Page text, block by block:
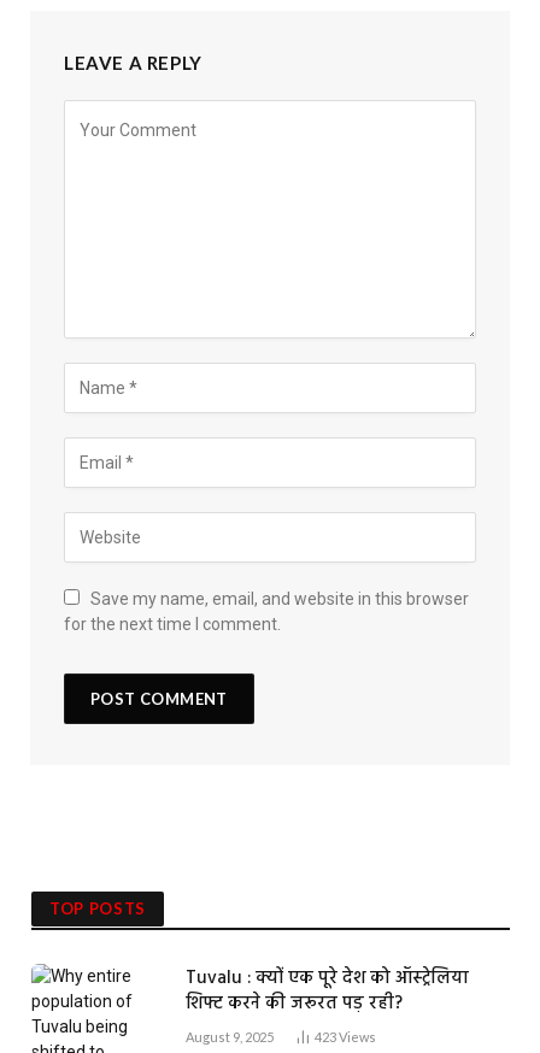
LEAVE A REPLY
Save my name, email, and website in this browser
for the next time I comment.
TOP POSTS
Tuvalu : क्यों एक पूरे देश को ऑस्ट्रेलिया
शिफ्ट करने की जरूरत पड़ रही?
August 9, 2025 423Views